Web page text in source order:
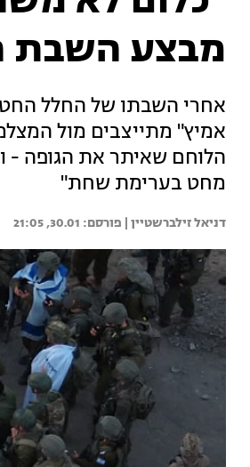
מבצע השבת
אחרי השבתו של החלל
אמיץ" מתייצבים מול
הלוחם שאיתר את הגופה -
מחט בערימת שחת"
דניאל זילברשטיין | 30.01, 21:05